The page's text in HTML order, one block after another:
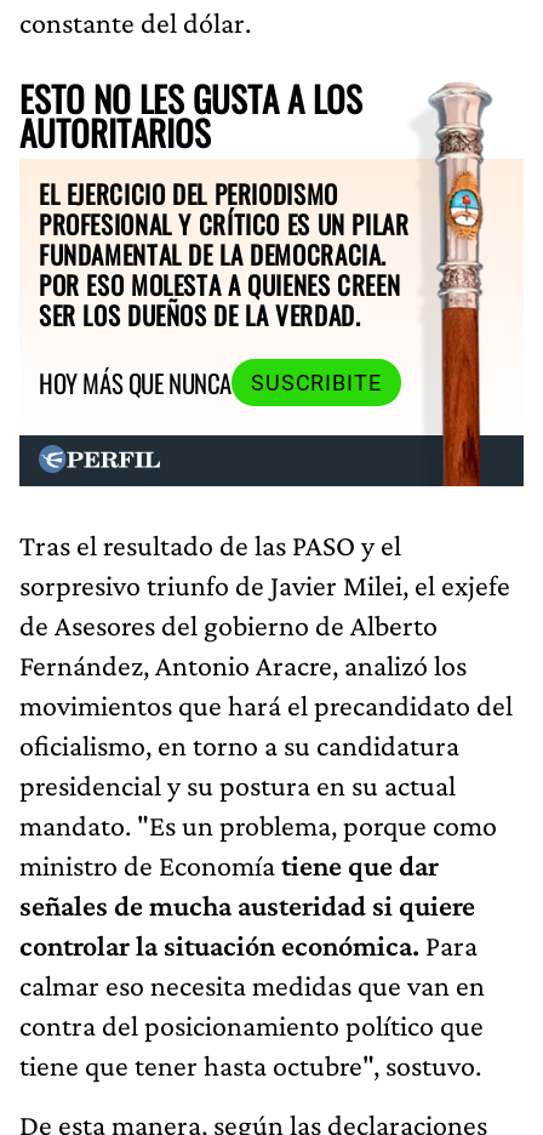
constante del dólar.
ESTO NO LES GUSTA A LOS
AUTORITARIOS
EL EJERCICIO DEL PERIODISMO
PROFESIONAL Y CRÍTICO ES UN PILAR
FUNDAMENTAL DE LA DEMOCRACIA.
POR ESO MOLESTA A QUIENES CREEN
SER LOS DUEÑOS DE LA VERDAD.
HOY MÁS QUE NUNCA
SUSCRIBITE
Tras el resultado de las PASO y el
sorpresivo triunfo de Javier Milei, el exjefe
de Asesores del gobierno de Alberto
Fernández, Antonio Aracre, analizó los
movimientos que hará el precandidato del
oficialismo, en torno a su candidatura
presidencial y su postura en su actual
mandato. "Es un problema, porque como
ministro de Economíatiene que dar
señales de mucha austeridad si quiere
controlar la situación económica. Para
calmar eso necesita medidas que van en
contra del posicionamiento político que
tiene que tener hasta octubre", sostuvo.
De esta manera, según las declaraciones